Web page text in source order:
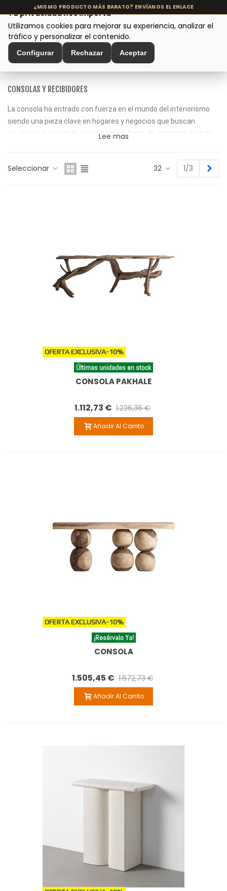
MENÚ
Inicio > Muebles de Diseño > Consolas y Recibidores
CONSOLAS Y RECIBIDORES
La consola ha entrado con fuerza en el mundo del interiorismo
siendo una pieza clave en hogares y negocios que buscan
cautivar a los invitados en la primera toma de contacto. Invertir
entendidos y amantes de la decoración saben valorar.
Lee mas
Seleccionar 32 1/3
OFERTA EXCLUSIVA-10%
Últimas unidades en stock
CONSOLA PAKHALE
1.112,73 € 1.236,36 €
Añadir Al Carrito
OFERTA EXCLUSIVA-10%
¡Resérvalo Ya!
CONSOLA
1.505,45 € 1.672,73 €
Añadir Al Carrito
Tu privacidad nos importa
Utilizamos cookies para mejorar su experiencia, analizar el
tráfico y personalizar el contenido.
Configurar Rechazar Aceptar